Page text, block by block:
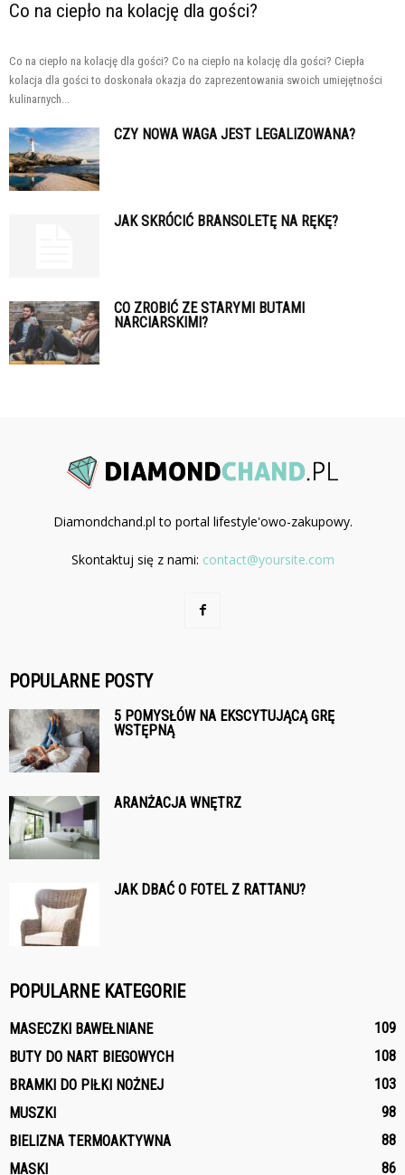
Co na ciepło na kolację dla gości?
Co na ciepło na kolację dla gości? Co na ciepło na kolację dla gości? Ciepła
kolacja dla gości to doskonała okazja do zaprezentowania swoich umiejętności
kulinarnych...
CZY NOWA WAGA JEST LEGALIZOWANA?
JAK SKRÓCIĆ BRANSOLETĘ NA RĘKĘ?
CO ZROBIĆ ZE STARYMI BUTAMI
NARCIARSKIMI?
Diamondchand.pl to portal lifestyle'owo-zakupowy.
Skontaktuj się z nami: contact@yoursite.com
POPULARNE POSTY
5 POMYSŁÓW NA EKSCYTUJĄCĄ GRĘ
WSTĘPNĄ
ARANŻACJA WNĘTRZ
JAK DBAĆ O FOTEL Z RATTANU?
POPULARNE KATEGORIE
MASECZKI BAWEŁNIANE
109
BUTY DO NART BIEGOWYCH
108
BRAMKI DO PIŁKI NOŻNEJ
103
MUSZKI
98
BIELIZNA TERMOAKTYWNA
88
MASKI
86